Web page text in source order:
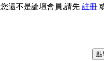
您還不是論壇會員,請先 註冊